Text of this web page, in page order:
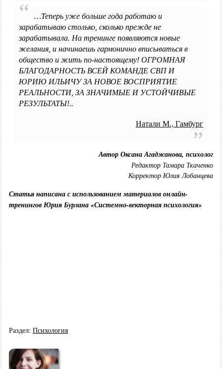
…Теперь уже больше года работаю и
зарабатываю столько, сколько прежде не
зарабатывала. На тренинге появляются новые
желания, и начинаешь гармонично вписываться в
общество и жить по-настоящему! ОГРОМНАЯ
БЛАГОДАРНОСТЬ ВСЕЙ КОМАНДЕ СВП И
ЮРИЮ ИЛЬИЧУ ЗА НОВОЕ ВОСПРИЯТИЕ
РЕАЛЬНОСТИ, ЗА ЗНАЧИМЫЕ И УСТОЙЧИВЫЕ
РЕЗУЛЬТАТЫ!..
Натали М., Гамбург
Автор Оксана Агаджанова, психолог
Редактор Тамара Ткаченко
Корректор Юлия Лобанцева
Статья написана с использованием материалов онлайн-
тренингов Юрия Бурлана «Системно-векторная психология»
Раздел: Психология